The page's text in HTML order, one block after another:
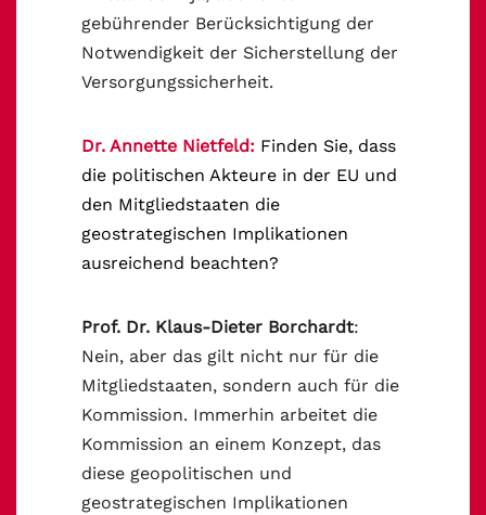
gebührender Berücksichtigung der
Notwendigkeit der Sicherstellung der
Versorgungssicherheit.
Dr. Annette Nietfeld: Finden Sie, dass
die politischen Akteure in der EU und
den Mitgliedstaaten die
geostrategischen Implikationen
ausreichend beachten?
Prof. Dr. Klaus-Dieter Borchardt:
Nein, aber das gilt nicht nur für die
Mitgliedstaaten, sondern auch für die
Kommission. Immerhin arbeitet die
Kommission an einem Konzept, das
diese geopolitischen und
geostrategischen Implikationen